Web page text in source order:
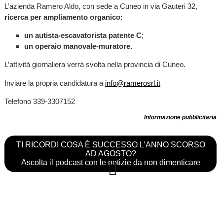
L’azienda Ramero Aldo, con sede a Cuneo in via Gauteri 32,
ricerca per ampliamento organico:
un autista-escavatorista patente C;
un operaio manovale-muratore.
L’attività giornaliera verrà svolta nella provincia di Cuneo.
Inviare la propria candidatura a info@ramerosrl.it
Telefono 339-3307152
Informazione pubblicitaria
TI RICORDI COSA È SUCCESSO L’ANNO SCORSO
AD AGOSTO?
Ascolta il podcast con le notizie da non dimenticare